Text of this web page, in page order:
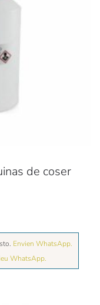
de coser
Envien WhatsApp.
WhatsApp.